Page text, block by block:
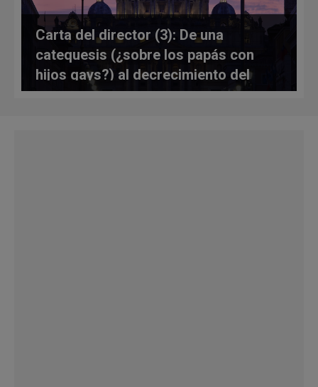
Carta del director (3): De una
catequesis (¿sobre los papás con
hijos gays?) al decrecimiento del
dinero para la caridad del Papa,